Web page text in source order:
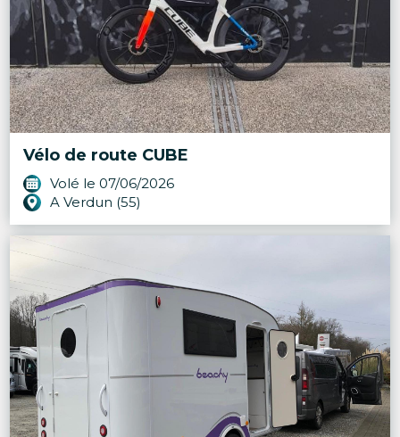
Vélo de route CUBE
Volé le 07/06/2026
A Verdun (55)